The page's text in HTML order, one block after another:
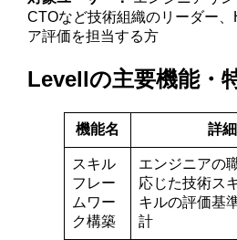
CTOなど技術組織のリーダー
ア評価を担当する方
Levellの主要機能・
機能名 詳
スキル
フレー
ムワー
ク構築
エンジニアの
応じた技術ス
キルの評価基
計